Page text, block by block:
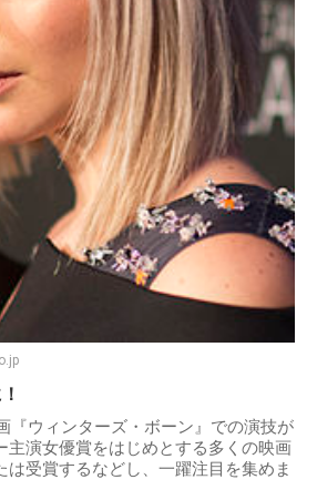
『ウィンターズ・ボーン』での演技が
主演女優賞をはじめとする多くの映画
は受賞するなどし、一躍注目を集めま